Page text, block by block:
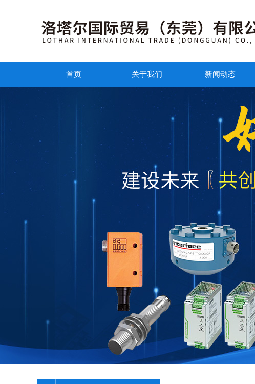
首页 关于我们 新闻动态